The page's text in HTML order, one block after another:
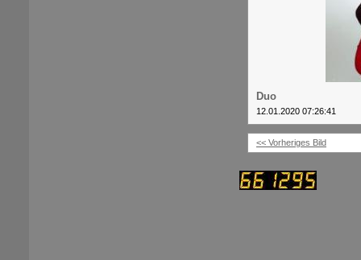
Duo
12.01.2020 07:26:41
<< Vorheriges Bild